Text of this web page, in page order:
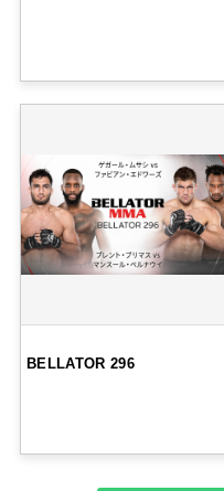
BELLATOR 296